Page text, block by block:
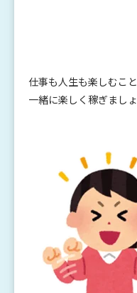
仕事も人生も楽しむこ
一緒に楽しく稼ぎまし